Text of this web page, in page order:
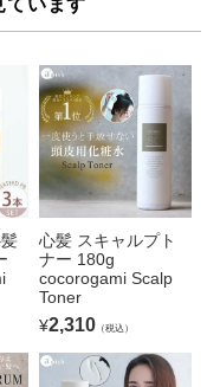
ています
心髪 スキャルプト
ナー 180g
cocorogami Scalp
Toner
¥2,310（税込）